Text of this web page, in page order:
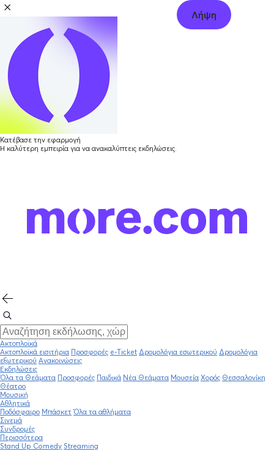
Κατέβασε την εφαρμογή
Η καλύτερη εμπειρία για να ανακαλύπτεις εκδηλώσεις.
Λήψη
Ακτοπλοϊκά
Ακτοπλοϊκά εισιτήρια Προσφορές e-Ticket Δρομολόγια εσωτερικού Δρομολόγια
εξωτερικού Ανακοινώσεις
Εκδηλώσεις
Όλα τα Θεάματα Προσφορές Παιδικά Νέα Θεάματα Μουσεία Χορός Θεσσαλονίκη
Θέατρο
Μουσική
Αθλητικά
Ποδόσφαιρο Μπάσκετ Όλα τα αθλήματα
Σινεμά
Συνδρομές
Περισσότερα
Stand Up Comedy Streaming